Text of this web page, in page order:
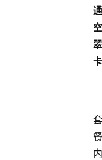
通
空
翠
卡
套
餐
内